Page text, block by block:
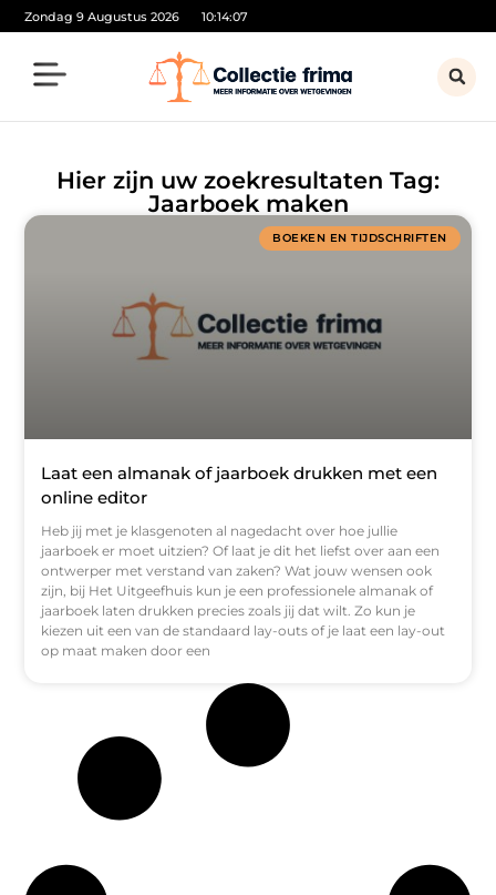
Zondag 9 Augustus 2026 10:14:07
Hier zijn uw zoekresultaten Tag:
Jaarboek maken
BOEKEN EN TIJDSCHRIFTEN
Laat een almanak of jaarboek drukken met een
online editor
Heb jij met je klasgenoten al nagedacht over hoe jullie
jaarboek er moet uitzien? Of laat je dit het liefst over aan een
ontwerper met verstand van zaken? Wat jouw wensen ook
zijn, bij Het Uitgeefhuis kun je een professionele almanak of
jaarboek laten drukken precies zoals jij dat wilt. Zo kun je
kiezen uit een van de standaard lay-outs of je laat een lay-out
op maat maken door een